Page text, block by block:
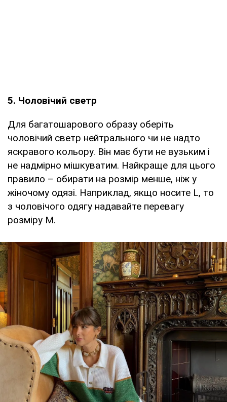
5. Чоловічий светр
Для багатошарового образу оберіть
чоловічий светр нейтрального чи не надто
яскравого кольору. Він має бути не вузьким і
не надмірно мішкуватим. Найкраще для цього
правило – обирати на розмір менше, ніж у
жіночому одязі. Наприклад, якщо носите L, то
з чоловічого одягу надавайте перевагу
розміру M.